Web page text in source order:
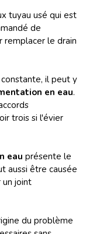
tuyau usé qui est
de
le drain
il peut y
en eau.
trois si l'évier
eau présente le
aussi être causée
un joint
du problème